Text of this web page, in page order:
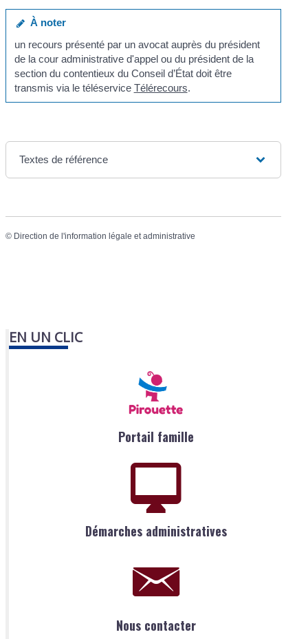
À noter
un recours présenté par un avocat auprès du président
de la cour administrative d'appel ou du président de la
section du contentieux du Conseil d’État doit être
transmis via le téléservice Télérecours.
Textes de référence
© Direction de l'information légale et administrative
EN UN CLIC
Portail famille
Démarches administratives
Nous contacter